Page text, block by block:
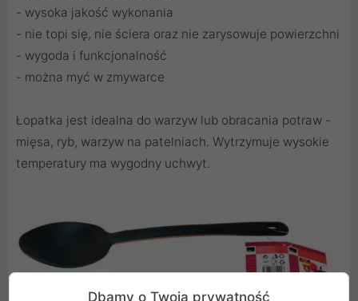
- wysoka jakość wykonania
- nie topi się, nie ściera oraz nie zarysowuje powierzchni
- wygoda i funkcjonalność
- można myć w zmywarce
Łopatka jest idealna do warzyw lub obracania potraw -
mięsa, ryb, warzyw na patelniach. Wytrzymuje wysokie
temperatury ma wygodny uchwyt.
Dbamy o Twoją prywatność